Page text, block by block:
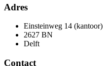
Adres
Einsteinweg 14 (kantoor)
2627 BN
Delft
Contact